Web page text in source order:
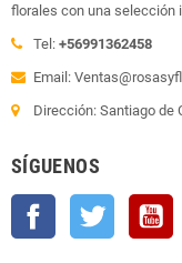
florales con una selección
Tel: +56991362458
Email:
Dirección: Santiago de
SÍGUENOS
Facebook Twitter